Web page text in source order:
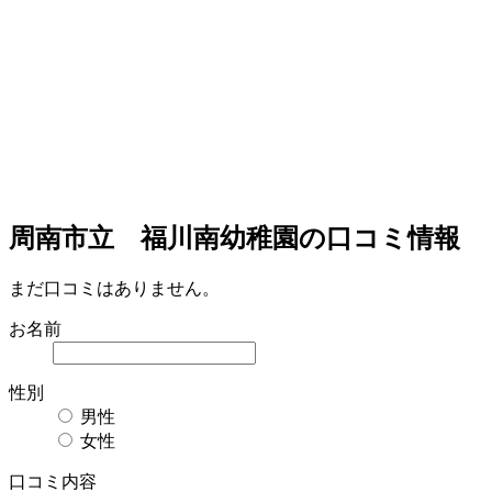
周南市立 福川南幼稚園の口コミ情報
まだ口コミはありません。
お名前
性別
男性
女性
口コミ内容